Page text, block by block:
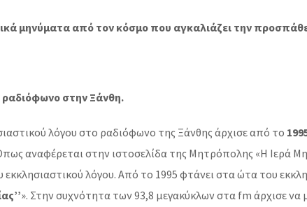
μηνύματα από τον κόσμο που αγκαλιάζει την
ραδιόφωνο στην Ξάνθη.
λόγου στο ραδιόφωνο της Ξάνθης άρχισε από το
αναφέρεται στην ιστοσελίδα της Μητρόπολης «Η Ιερά
εκκλησιαστικού λόγου. Από το 1995 φτάνει στα ώτα του
». Στην συχνότητα των 93,8 μεγακύκλων στα fm άρχισε